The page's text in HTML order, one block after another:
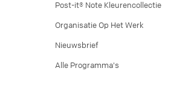
Post-it® Note Kleurencollectie
Organisatie Op Het Werk
Nieuwsbrief
Alle Programma's